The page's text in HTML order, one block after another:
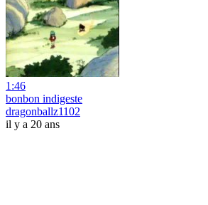
1:46
bonbon indigeste
dragonballz1102
il y a 20 ans